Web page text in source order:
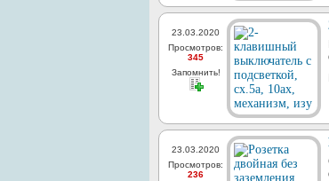
23.03.2020
Просмотров:
345
Запомнить!
23.03.2020
Просмотров:
236